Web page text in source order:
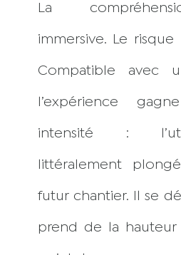
La
immersive. Le
Compatible avec
l’expérience
intensité :
littéralement
futur chantier. Il se
prend de la